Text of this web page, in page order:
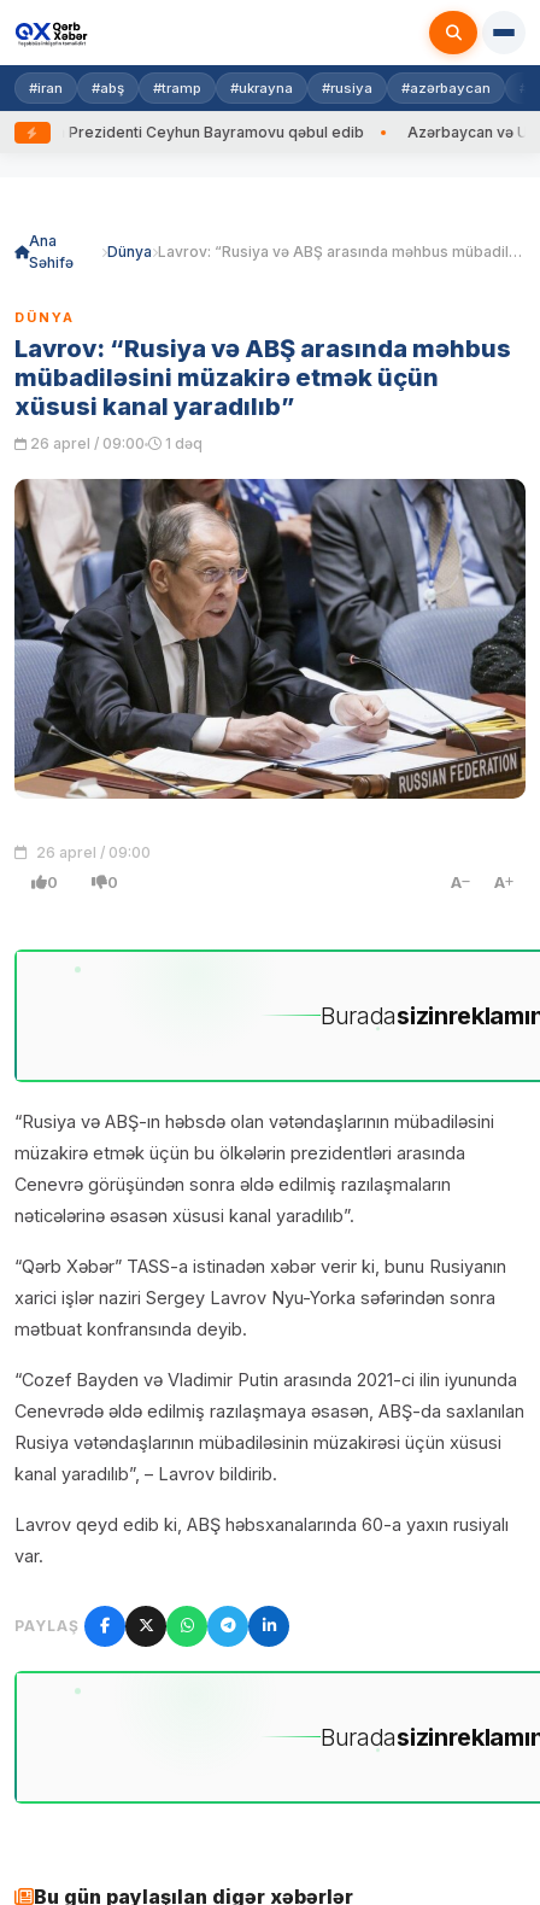
#iran #abş #tramp #ukrayna #rusiya #azərbaycan
Prezidenti Ceyhun Bayramovu qəbul edib Azərbaycan və
Ana
Səhifə
Dünya Lavrov: “Rusiya və ABŞ arasında məhbus mübadiləsini müzakirə etmək üçün xüsusi kanal yaradılıb”
DÜNYA
Lavrov: “Rusiya və ABŞ arasında məhbus
mübadiləsini müzakirə etmək üçün
xüsusi kanal yaradılıb”
26 aprel / 09:00 1 dəq
26 aprel / 09:00
0 0 A A
Buradasizin
“Rusiya və ABŞ-ın həbsdə olan vətəndaşlarının mübadiləsini
müzakirə etmək üçün bu ölkələrin prezidentləri arasında
Cenevrə görüşündən sonra əldə edilmiş razılaşmaların
nəticələrinə əsasən xüsusi kanal yaradılıb”.
“Qərb Xəbər” TASS-a istinadən xəbər verir ki, bunu Rusiyanın
xarici işlər naziri Sergey Lavrov Nyu-Yorka səfərindən sonra
mətbuat konfransında deyib.
“Cozef Bayden və Vladimir Putin arasında 2021-ci ilin iyununda
Cenevrədə ​əldə edilmiş razılaşmaya əsasən, ABŞ-da saxlanılan
Rusiya vətəndaşlarının mübadiləsinin müzakirəsi üçün xüsusi
kanal yaradılıb”, – Lavrov bildirib.
Lavrov qeyd edib ki, ABŞ həbsxanalarında 60-a yaxın rusiyalı
var.
PAYLAŞ
Buradasizin
Bu gün paylaşılan digər xəbərlər